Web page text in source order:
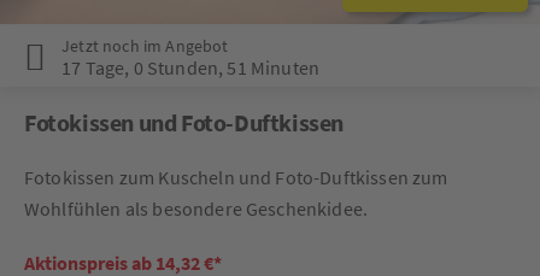
Jetzt noch im Angebot
17 Tage, 0 Stunden, 51 Minuten
Fotokissen und Foto-Duftkissen
Fotokissen zum Kuscheln und Foto-Duftkissen zum
Wohlfühlen als besondere Geschenkidee.
Aktionspreis ab 14,32 €*